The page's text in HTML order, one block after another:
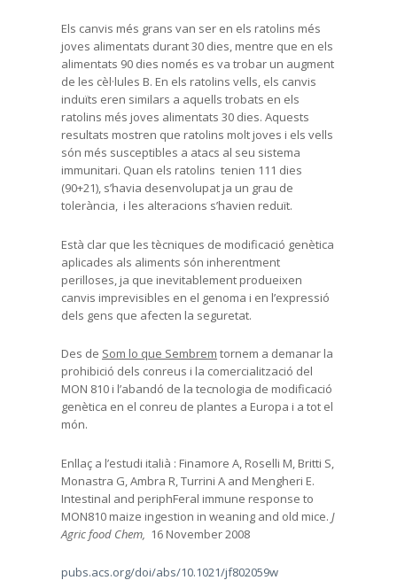
Els canvis més grans van ser en els ratolins més
joves alimentats durant 30 dies, mentre que en els
alimentats 90 dies només es va trobar un augment
de les cèl·lules B. En els ratolins vells, els canvis
induïts eren similars a aquells trobats en els
ratolins més joves alimentats 30 dies. Aquests
resultats mostren que ratolins molt joves i els vells
són més susceptibles a atacs al seu sistema
immunitari. Quan els ratolins tenien 111 dies
(90+21), s’havia desenvolupat ja un grau de
tolerància, i les alteracions s’havien reduït.
Està clar que les tècniques de modificació genètica
aplicades als aliments són inherentment
perilloses, ja que inevitablement produeixen
canvis imprevisibles en el genoma i en l’expressió
dels gens que afecten la seguretat.
Des de Som lo que Sembrem tornem a demanar la
prohibició dels conreus i la comercialització del
MON 810 i l’abandó de la tecnologia de modificació
genètica en el conreu de plantes a Europa i a tot el
món.
Enllaç a l’estudi italià : Finamore A, Roselli M, Britti S,
Monastra G, Ambra R, Turrini A and Mengheri E.
Intestinal and periphFeral immune response to
MON810 maize ingestion in weaning and old mice. J
Agric food Chem, 16 November 2008
pubs.acs.org/doi/abs/10.1021/jf802059w